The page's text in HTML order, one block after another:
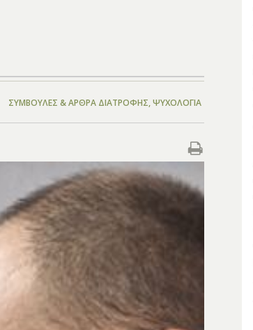
ΣΥΜΒΟΥΛΈΣ & ΆΡΘΡΑ ΔΙΑΤΡΟΦΉΣ,ΨΥΧΟΛΟΓΊΑ